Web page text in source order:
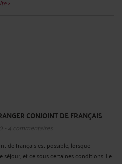
>
CONJOINT DE FRANÇAIS
- 4 commentaires
de français est possible, lorsque
et ce sous certaines conditions. Le